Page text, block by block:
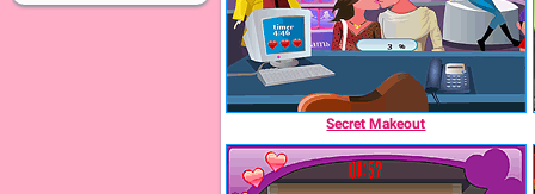
Secret Makeout